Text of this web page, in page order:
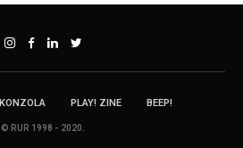
KONZOLA PLAY! ZINE BEEP!
© RUR 1998 - 2020.